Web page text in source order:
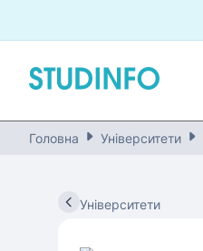
Головна Університети
Університети